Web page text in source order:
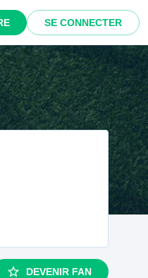
SE CONNECTER
DEVENIR FAN